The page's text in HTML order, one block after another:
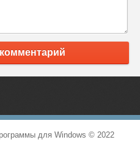
для Windows © 2022